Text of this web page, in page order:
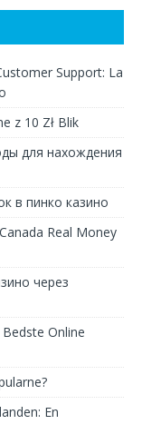
Support: La
z 10 Zł Blik
для нахождения
в пинко казино
Real Money
через
Online
En